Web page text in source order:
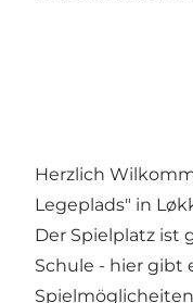
Herzlich
Legeplads" in
Der Spielplatz ist
Schule - hier gibt